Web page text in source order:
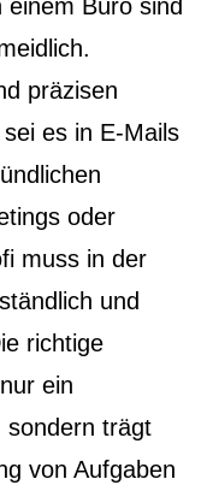
Büro sind
präzisen
es in E-Mails
oder
muss in der
und
richtige
ein
sondern trägt
von Aufgaben